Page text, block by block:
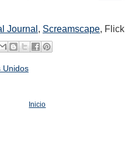
Journal , Screamscape,
Unidos
Inicio